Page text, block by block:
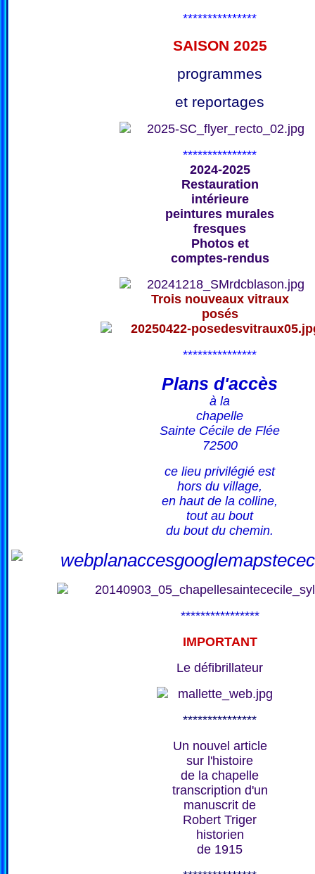
***************
SAISON 2025
programmes
et reportages
***************
2024-2025
Restauration
intérieure
peintures murales
fresques
Photos et
comptes-rendus
Trois nouveaux vitraux
posés
***************
Plans d'accès
à la
chapelle
Sainte Cécile de Flée
72500
ce lieu privilégié est
hors du village,
en haut de la colline,
tout au bout
du bout du chemin.
****************
IMPORTANT
Le défibrillateur
***************
Un nouvel article
sur l'histoire
de la chapelle
transcription d'un
manuscrit de
Robert Triger
historien
de 1915